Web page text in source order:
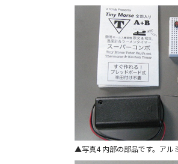
写真4 内部の部品です。アル